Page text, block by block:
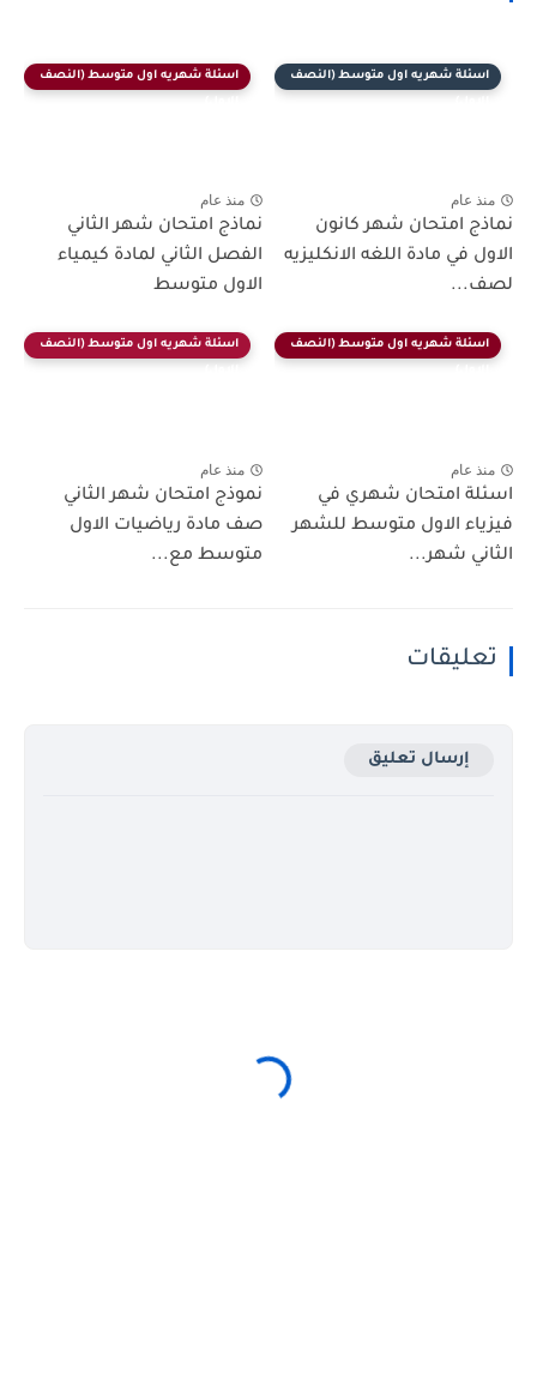
اسئلة شهريه اول متوسط (النصف
منذ عام
نماذج امتحان شهر كانون
الاول في مادة اللغه الانكليزيه
لصف...
اسئلة شهريه اول متوسط (النصف
منذ عام
نماذج امتحان شهر الثاني
الفصل الثاني لمادة كيمياء
الاول متوسط
اسئلة شهريه اول متوسط (النصف
منذ عام
اسئلة امتحان شهري في
فيزياء الاول متوسط للشهر
الثاني شهر...
اسئلة شهريه اول متوسط (النصف
منذ عام
نموذج امتحان شهر الثاني
صف مادة رياضيات الاول
متوسط مع...
تعليقات
إرسال تعليق